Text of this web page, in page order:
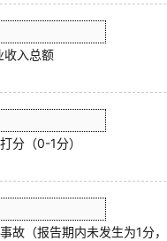
收入总额
分（0-1分）
故（报告期内未发生为1分，